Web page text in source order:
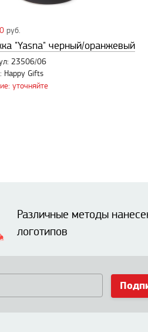
руб.
"Yasna" черный/оранжевый
23506/06
Happy Gifts
уточняйте
Различные методы
логотипов